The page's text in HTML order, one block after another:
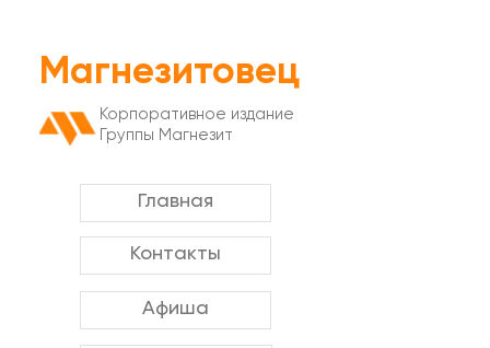
Афиша
Контакты
Главная
Магнезитовец
Корпоративное издание
Группы Магнезит